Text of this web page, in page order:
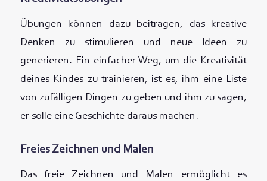
Übungen können dazu beitragen, das kreative
Denken zu stimulieren und neue Ideen zu
generieren. Ein einfacher Weg, um die Kreativität
deines Kindes zu trainieren, ist es, ihm eine Liste
von zufälligen Dingen zu geben und ihm zu sagen,
er solle eine Geschichte daraus machen.
Freies Zeichnen und Malen
Das freie Zeichnen und Malen ermöglicht es